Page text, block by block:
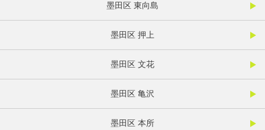
墨田区 東向島
墨田区 押上
墨田区 文花
墨田区 亀沢
墨田区 本所